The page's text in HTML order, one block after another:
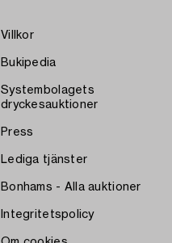
Villkor
Bukipedia
Systembolagets
dryckesauktioner
Press
Lediga tjänster
Bonhams - Alla auktioner
Integritetspolicy